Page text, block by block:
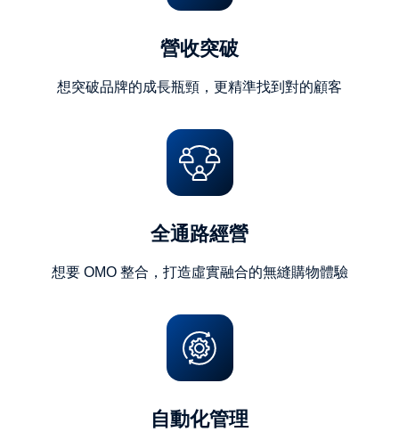
營收突破
想突破品牌的成長瓶頸，更精準找到對的顧客
全通路經營
想要 OMO 整合，打造虛實融合的無縫購物體驗
自動化管理